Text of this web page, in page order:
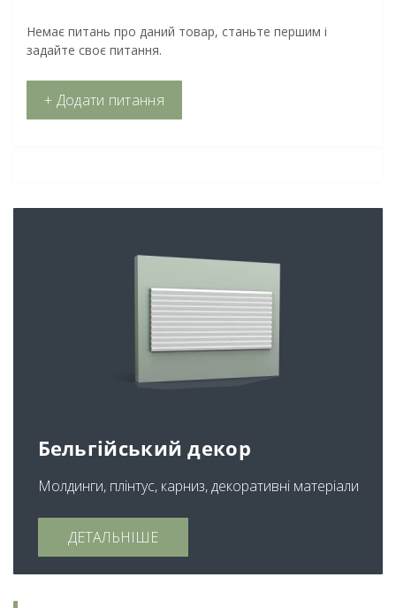
Немає питань про даний товар, станьте першим і
задайте своє питання.
+ Додати питання
Бельгійський декор
Молдинги, плінтус, карниз, декоративні матеріали
ДЕТАЛЬНІШЕ